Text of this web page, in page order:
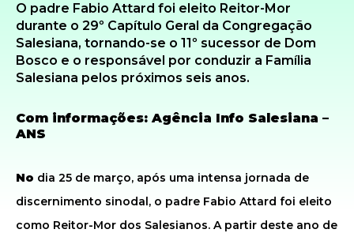
O padre Fabio Attard foi eleito Reitor-Mor
durante o 29º Capítulo Geral da Congregação
Salesiana, tornando-se o 11º sucessor de Dom
Bosco e o responsável por conduzir a Família
Salesiana pelos próximos seis anos.
Com informações: Agência Info Salesiana –
ANS
No dia 25 de março, após uma intensa jornada de
discernimento sinodal, o padre Fabio Attard foi eleito
como Reitor-Mor dos Salesianos. A partir deste ano de